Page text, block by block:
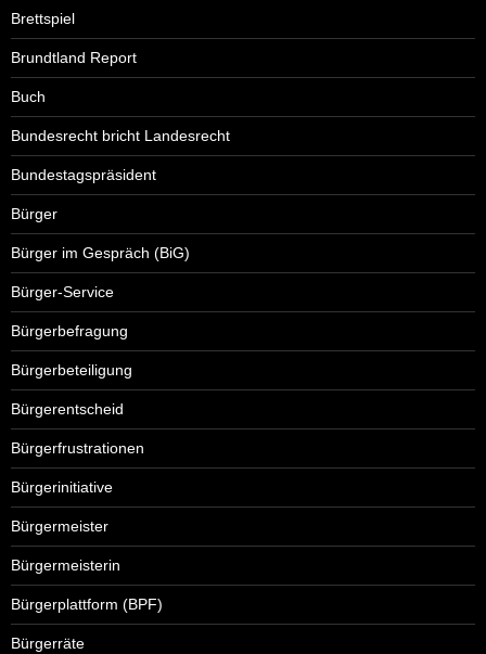
Brettspiel
Brundtland Report
Buch
Bundesrecht bricht Landesrecht
Bundestagspräsident
Bürger
Bürger im Gespräch (BiG)
Bürger-Service
Bürgerbefragung
Bürgerbeteiligung
Bürgerentscheid
Bürgerfrustrationen
Bürgerinitiative
Bürgermeister
Bürgermeisterin
Bürgerplattform (BPF)
Bürgerräte